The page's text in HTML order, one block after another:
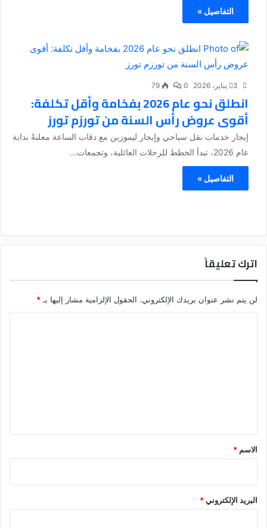
التفاصيل »
3 يناير، 2026 0
79
انطلق نحو عام 2026 بفخامة وأقل تكلفة:
أقوى عروض رأس السنة من تورزم تورز
إيجار خدمات نقل سياحي وإيجار ليموزين مع دقات الساعة معلنةً بداية
عام 2026، تبدأ الخطط للرحلات العائلية، وتجمعات...
التفاصيل »
اترك تعليقاً
لن يتم نشر عنوان بريدك الإلكتروني. الحقول الإلزامية مشار إليها بـ*
*
الاسم *
البريد الإلكتروني*